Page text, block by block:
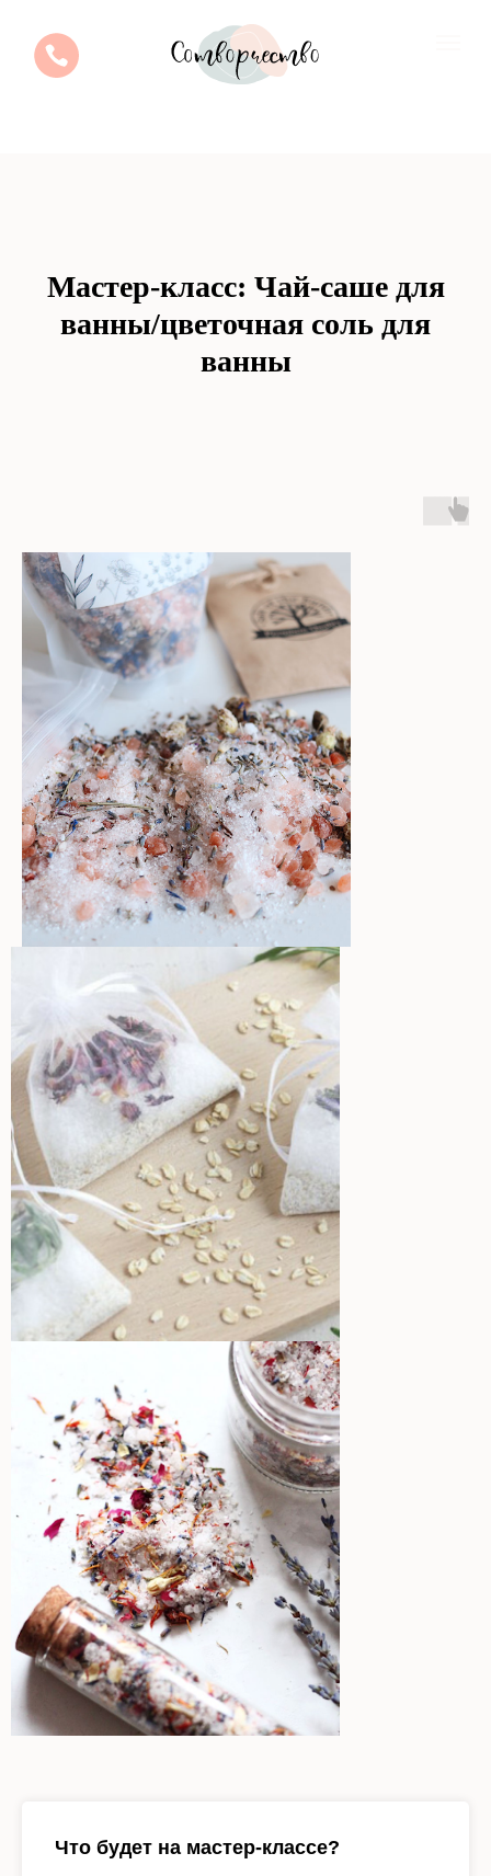
Мастер-класс: Чай-саше для
ванны/цветочная соль для
ванны
Что будет на мастер-классе?